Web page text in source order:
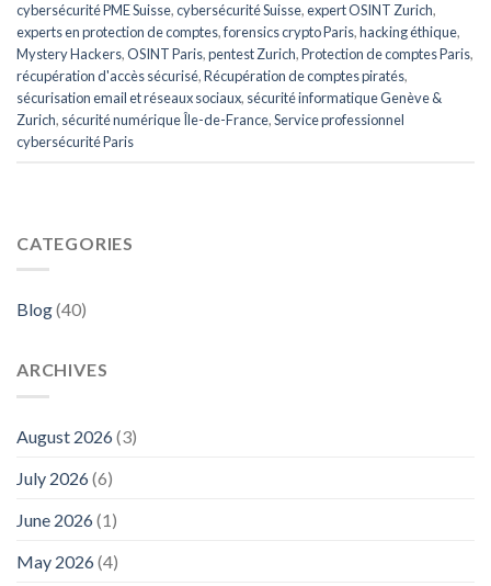
cybersécurité PME Suisse,cybersécurité Suisse,expert OSINT Zurich,
experts en protection de comptes,forensics crypto Paris,hacking éthique,
Mystery Hackers,OSINT Paris,pentest Zurich,Protection de comptes Paris,
récupération d'accès sécurisé,Récupération de comptes piratés,
sécurisation email et réseaux sociaux, sécurité informatique Genève &
Zurich, sécurité numérique Île-de-France,Service professionnel
cybersécurité Paris
CATEGORIES
Blog(40)
ARCHIVES
August 2026(3)
July 2026(6)
June 2026(1)
May 2026(4)